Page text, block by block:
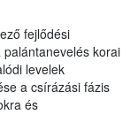
fejlődési
korai
levelek
a csírázási fázis
és